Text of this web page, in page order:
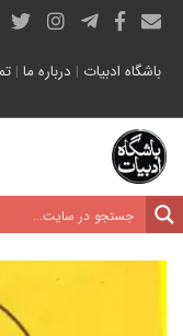
باشگاه ادبیات | درباره ما |